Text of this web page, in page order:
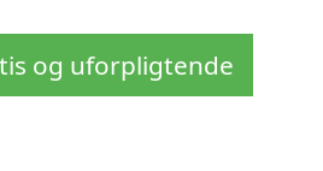
og uforpligtende